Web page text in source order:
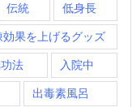
伝統 低身長
効果を上げるグッズ
法 入院中
出毒素風呂